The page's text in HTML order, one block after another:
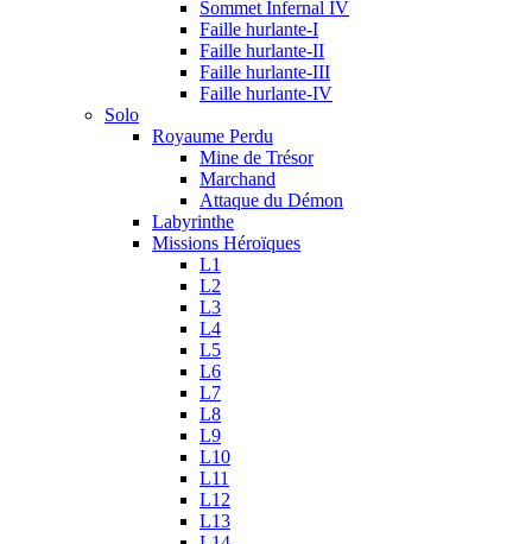
Sommet Infernal IV
Faille hurlante-I
Faille hurlante-II
Faille hurlante-III
Faille hurlante-IV
Solo
Royaume Perdu
Mine de Trésor
Marchand
Attaque du Démon
Labyrinthe
Missions Héroïques
L1
L2
L3
L4
L5
L6
L7
L8
L9
L10
L11
L12
L13